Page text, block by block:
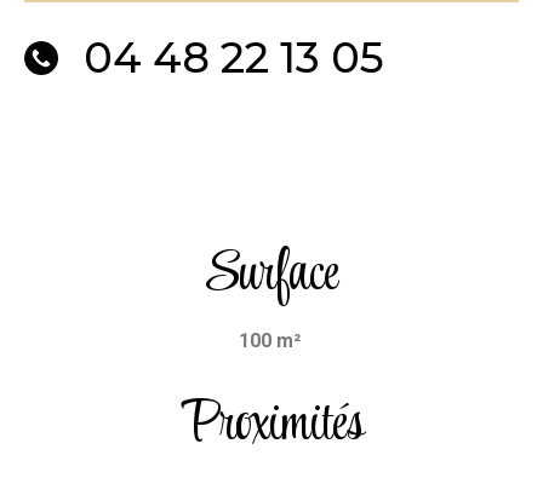
04 48 22 13 05
Surface
100 m²
Proximités